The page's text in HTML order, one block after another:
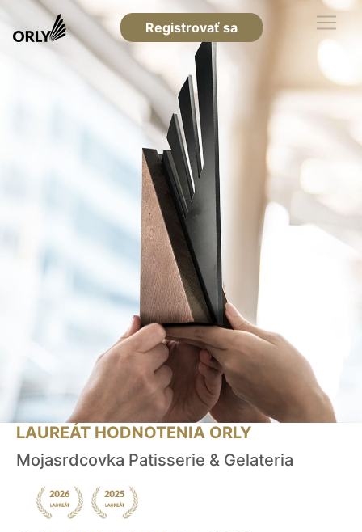
Registrovať sa
LAUREÁT HODNOTENIA ORLY
Mojasrdcovka Patisserie & Gelateria